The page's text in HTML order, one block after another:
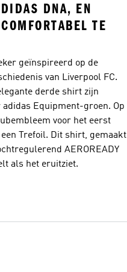
DNA, EN
TE
geïnspireerd op de
van Liverpool FC.
derde shirt zijn
Equipment-groen. Op
voor het eerst
Trefoil. Dit shirt, gemaakt
AEROREADY
als het eruitziet.